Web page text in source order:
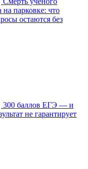
парковке: что
остаются без
300 баллов ЕГЭ — и
не гарантирует